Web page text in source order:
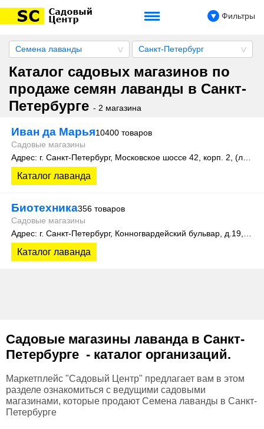
Фильтры
Семена лаванды Санкт-Петербург
Каталог садовых магазинов по
продаже семян лаванды в Санкт-
Петербурге - 2 магазина
Иван да Марья10400 товаров
Садовые магазины
Каталог лаванда
Биотехника356 товаров
Садовые магазины
Каталог лаванда
Садовые магазины лавандав Санкт-
Петербурге - каталог организаций.
Маркетплейс "Садовый Центр" предлагает вам в этом
разделе ознакомиться с ведущими садовыми
магазинами, которые продают Семена лаванды в Санкт-
Петербурге